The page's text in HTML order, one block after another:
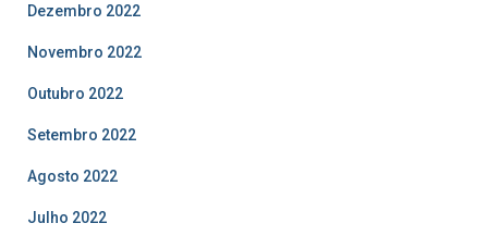
Dezembro 2022
Novembro 2022
Outubro 2022
Setembro 2022
Agosto 2022
Julho 2022